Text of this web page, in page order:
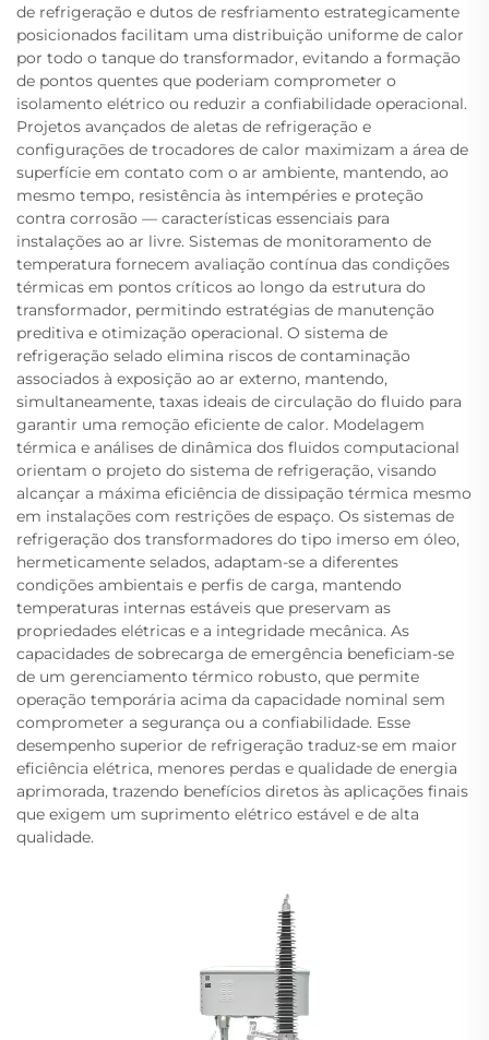
de refrigeração e dutos de resfriamento estrategicamente
posicionados facilitam uma distribuição uniforme de calor
por todo o tanque do transformador, evitando a formação
de pontos quentes que poderiam comprometer o
isolamento elétrico ou reduzir a confiabilidade operacional.
Projetos avançados de aletas de refrigeração e
configurações de trocadores de calor maximizam a área de
superfície em contato com o ar ambiente, mantendo, ao
mesmo tempo, resistência às intempéries e proteção
contra corrosão — características essenciais para
instalações ao ar livre. Sistemas de monitoramento de
temperatura fornecem avaliação contínua das condições
térmicas em pontos críticos ao longo da estrutura do
transformador, permitindo estratégias de manutenção
preditiva e otimização operacional. O sistema de
refrigeração selado elimina riscos de contaminação
associados à exposição ao ar externo, mantendo,
simultaneamente, taxas ideais de circulação do fluido para
garantir uma remoção eficiente de calor. Modelagem
térmica e análises de dinâmica dos fluidos computacional
orientam o projeto do sistema de refrigeração, visando
alcançar a máxima eficiência de dissipação térmica mesmo
em instalações com restrições de espaço. Os sistemas de
refrigeração dos transformadores do tipo imerso em óleo,
hermeticamente selados, adaptam-se a diferentes
condições ambientais e perfis de carga, mantendo
temperaturas internas estáveis que preservam as
propriedades elétricas e a integridade mecânica. As
capacidades de sobrecarga de emergência beneficiam-se
de um gerenciamento térmico robusto, que permite
operação temporária acima da capacidade nominal sem
comprometer a segurança ou a confiabilidade. Esse
desempenho superior de refrigeração traduz-se em maior
eficiência elétrica, menores perdas e qualidade de energia
aprimorada, trazendo benefícios diretos às aplicações finais
que exigem um suprimento elétrico estável e de alta
qualidade.